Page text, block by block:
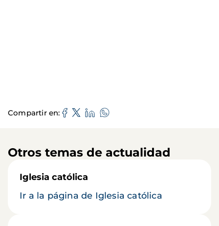
Compartir en
Otros temas de actualidad
Iglesia católica
Ir a la página de Iglesia católica